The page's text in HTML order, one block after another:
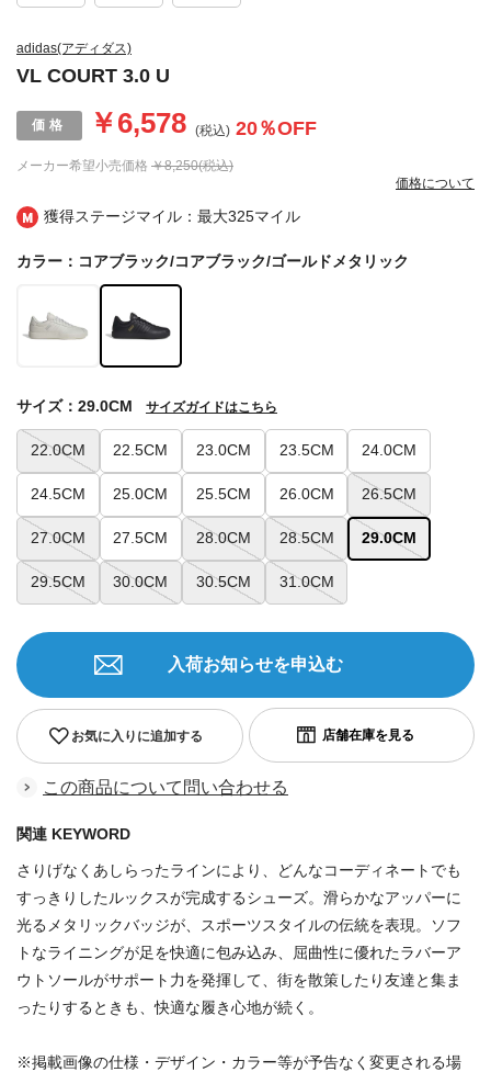
獲得ステージマイル：最大325マイル
adidas(アディダス)
VL COURT 3.0 U
メーカー希望小売価格 ￥8,250(税込)
￥6,578 (税込) 20％OFF
価格について
カラー：コアブラック/コアブラック/ゴールドメタリック
22.0CM 22.5CM 23.0CM 23.5CM 24.0CM
24.5CM 25.0CM 25.5CM 26.0CM 26.5CM
27.0CM 27.5CM 28.0CM 28.5CM 29.0CM
29.5CM 30.0CM 30.5CM 31.0CM
サイズ：29.0CM サイズガイドはこちら
お気に入りに追加する
入荷お知らせを申込む
この商品について問い合わせる
関連 KEYWORD
さりげなくあしらったラインにより、どんなコーディネートでも
すっきりしたルックスが完成するシューズ。滑らかなアッパーに
光るメタリックバッジが、スポーツスタイルの伝統を表現。ソフ
トなライニングが足を快適に包み込み、屈曲性に優れたラバーア
ウトソールがサポート力を発揮して、街を散策したり友達と集ま
ったりするときも、快適な履き心地が続く。
※掲載画像の仕様・デザイン・カラー等が予告なく変更される場